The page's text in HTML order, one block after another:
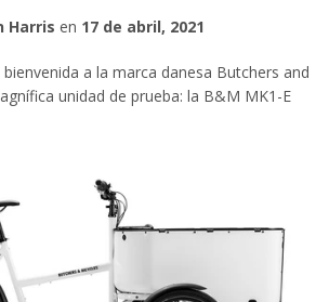
Harris en 17 de abril, 2021
a la marca danesa Butchers and
unidad de prueba: la B&M MK1-E